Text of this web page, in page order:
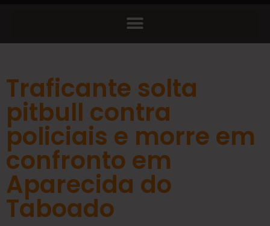
Traficante solta
pitbull contra
policiais e morre em
confronto em
Aparecida do
Taboado